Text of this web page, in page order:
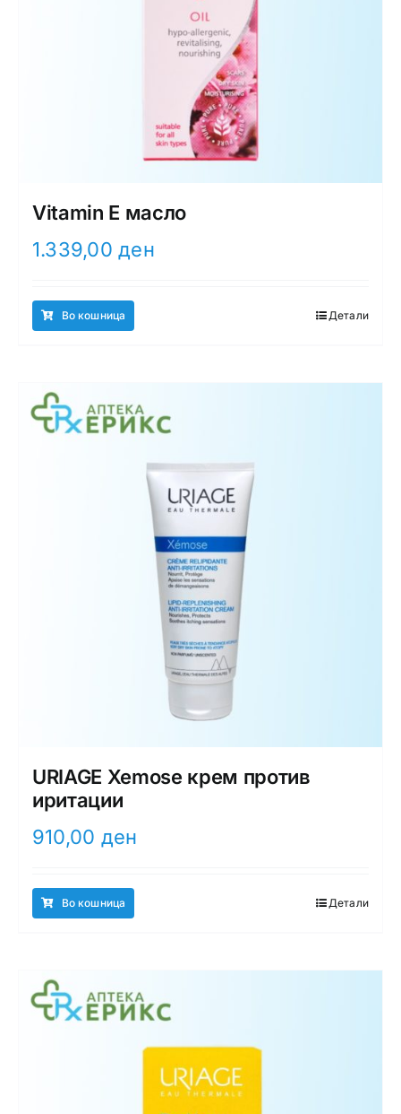
Vitamin E масло
1.339,00ден
Во кошница Детали
URIAGE Xemose крем против
иритации
910,00 ден
Во кошница Детали